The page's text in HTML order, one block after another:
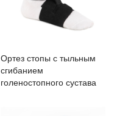
Ортез стопы с тыльным
сгибанием
голеностопного сустава